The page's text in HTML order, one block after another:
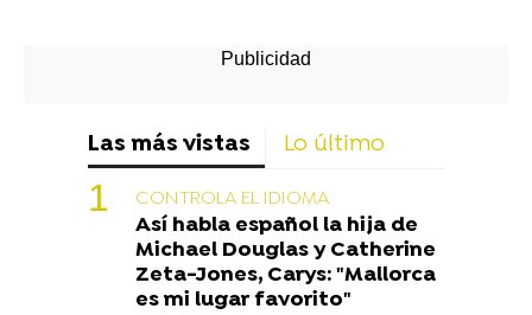
Las más vistas Lo último
CONTROLA EL IDIOMA
Así habla español la hija de
Michael Douglas y Catherine
Zeta-Jones, Carys: "Mallorca
es mi lugar favorito"